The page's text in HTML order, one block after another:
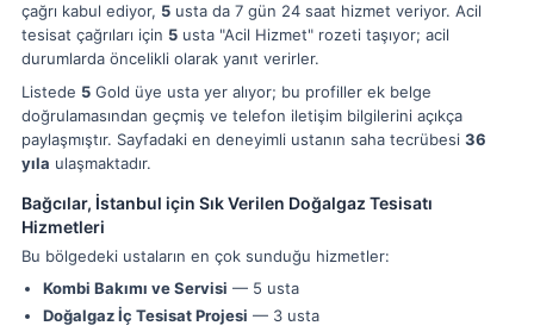
çağrı kabul ediyor, 5 usta da 7 gün 24 saat hizmet veriyor. Acil
tesisat çağrıları için 5 usta "Acil Hizmet" rozeti taşıyor; acil
durumlarda öncelikli olarak yanıt verirler.
Listede 5 Gold üye usta yer alıyor; bu profiller ek belge
doğrulamasından geçmiş ve telefon iletişim bilgilerini açıkça
paylaşmıştır. Sayfadaki en deneyimli ustanın saha tecrübesi 36
yıla ulaşmaktadır.
Bağcılar, İstanbul için Sık Verilen Doğalgaz Tesisatı
Hizmetleri
Bu bölgedeki ustaların en çok sunduğu hizmetler:
Kombi Bakımı ve Servisi — 5 usta
Doğalgaz İç Tesisat Projesi — 3 usta